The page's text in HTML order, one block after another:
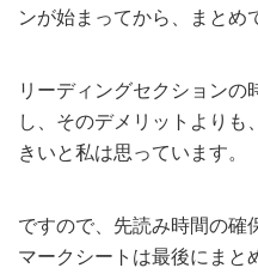
ンが始まってから、まとめ
リーディングセクション
し、そのデメリットよりも
きいと私は思っています。
ですので、先読み時間の
マークシートは最後にまと